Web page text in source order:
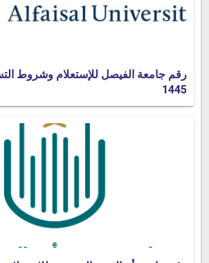
رقم جامعة الفيصل للإستعلام وشروط
1445